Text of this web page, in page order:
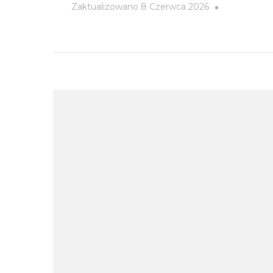
Zaktualizowano 8 Czerwca 2026